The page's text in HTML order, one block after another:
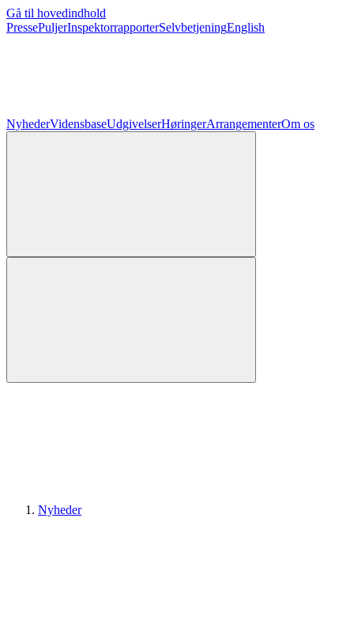
Gå til hovedindhold
PressePuljerInspektorrapporterSelvbetjeningEnglish
NyhederVidensbaseUdgivelserHøringerArrangementerOm os
Nyheder